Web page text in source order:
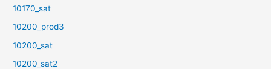
10170_sat
10200_prod3
10200_sat
10200_sat2